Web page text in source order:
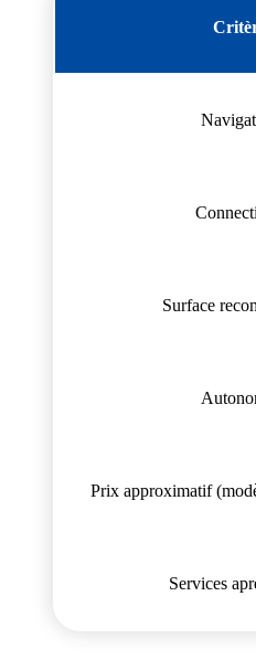
Surface
Prix approximatif
Services